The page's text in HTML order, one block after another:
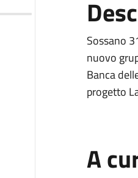
Sossano
nuovo
Banca
progetto
A